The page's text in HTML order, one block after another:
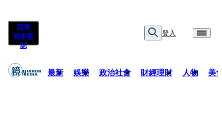
訂閱
紙本雜
誌
登入
最新 娛樂 政治社會 財經理財 人物 美